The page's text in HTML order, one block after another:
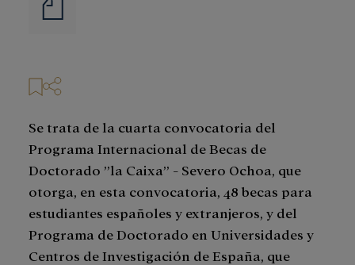
de
Se trata de la cuarta convocatoria del
Programa Internacional de Becas de
Doctorado ”la Caixa” - Severo Ochoa, que
otorga, en esta convocatoria, 48 becas para
estudiantes españoles y extranjeros, y del
Programa de Doctorado en Universidades y
Centros de Investigación de España, que